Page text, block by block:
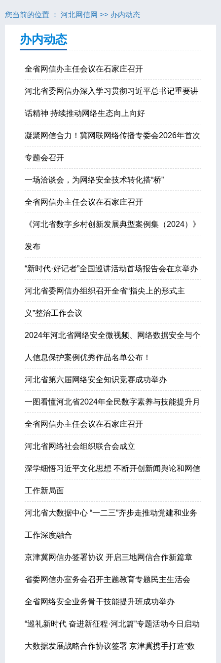
您当前的位置 ： 河北网信网 >> 办内动态
办内动态
全省网信办主任会议在石家庄召开
河北省委网信办深入学习贯彻习近平总书记重要讲
话精神 持续推动网络生态向上向好
凝聚网信合力！冀网联网络传播专委会2026年首次
专题会召开
一场洽谈会，为网络安全技术转化搭“桥”
全省网信办主任会议在石家庄召开
《河北省数字乡村创新发展典型案例集（2024）》
发布
“新时代·好记者”全国巡讲活动首场报告会在京举办
河北省委网信办组织召开全省“指尖上的形式主
义”整治工作会议
2024年河北省网络安全微视频、网络数据安全与个
人信息保护案例优秀作品名单公布！
河北省第六届网络安全知识竞赛成功举办
一图看懂河北省2024年全民数字素养与技能提升月
全省网信办主任会议在石家庄召开
河北省网络社会组织联合会成立
深学细悟习近平文化思想 不断开创新闻舆论和网信
工作新局面
河北省大数据中心 “一二三”齐步走推动党建和业务
工作深度融合
京津冀网信办签署协议 开启三地网信合作新篇章
省委网信办室务会召开主题教育专题民主生活会
全省网络安全业务骨干技能提升班成功举办
“巡礼新时代 奋进新征程·河北篇”专题活动今日启动
大数据发展战略合作协议签署 京津冀携手打造“数